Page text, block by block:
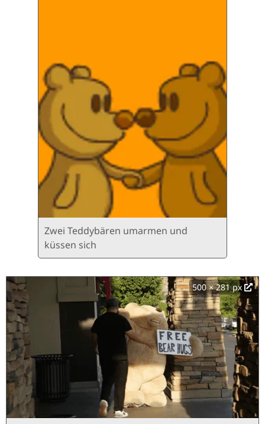
Zwei Teddybären umarmen und
küssen sich
500 × 281 px